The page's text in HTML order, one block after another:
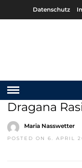
Datenschutz
Dragana
Maria Nasswetter
POSTED ON 6. APRIL